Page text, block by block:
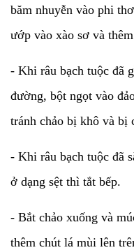
băm nhuyễn vào phi
ướp vào xào sơ và
- Khi râu bạch tuộc đã
đường, bột ngọt vào
tránh chảo bị khô và bị
- Khi râu bạch tuộc đã
ở dạng sệt thì tắt bếp.
- Bắt chảo xuống và
thêm chút lá mùi lên